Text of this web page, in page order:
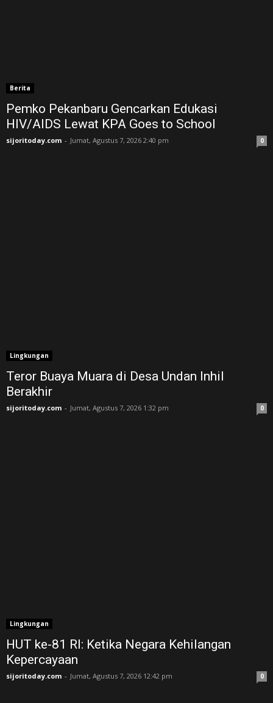
Berita
Pemko Pekanbaru Gencarkan Edukasi
HIV/AIDS Lewat KPA Goes to School
sijoritoday.com - Jumat, Agustus 7, 2026 2:40 pm 0
Lingkungan
Teror Buaya Muara di Desa Undan Inhil
Berakhir
sijoritoday.com - Jumat, Agustus 7, 2026 1:32 pm 0
Lingkungan
HUT ke-81 RI: Ketika Negara Kehilangan
Kepercayaan
sijoritoday.com - Jumat, Agustus 7, 2026 12:42 pm 0